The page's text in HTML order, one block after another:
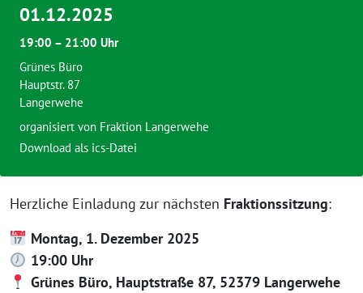
Herzliche Einladung zur nächsten Fraktionssitzung:
Montag, 1. Dezember 2025
19:00 Uhr
Grünes Büro, Hauptstraße 87, 52379 Langerwehe
01.12.2025
19:00 – 21:00 Uhr
Grünes Büro
Hauptstr. 87
Langerwehe
organisiert von Fraktion Langerwehe
Download als ics-Datei